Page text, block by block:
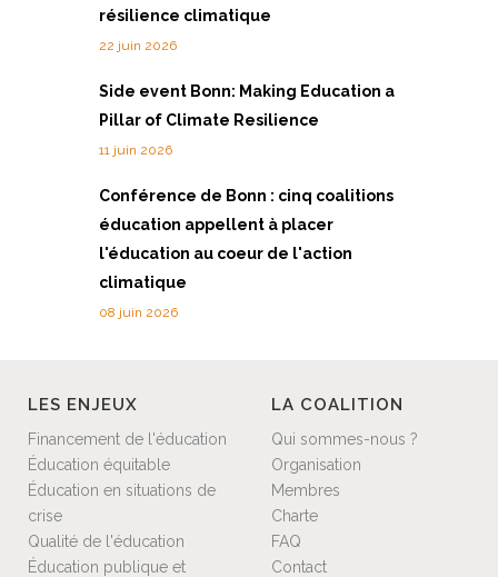
résilience climatique
22 juin 2026
Side event Bonn: Making Education a
Pillar of Climate Resilience
11 juin 2026
Conférence de Bonn : cinq coalitions
éducation appellent à placer
l'éducation au coeur de l'action
climatique
08 juin 2026
LES ENJEUX
Financement de l'éducation
Éducation équitable
Éducation en situations de
crise
Qualité de l'éducation
Éducation publique et
LA COALITION
Qui sommes-nous ?
Organisation
Membres
Charte
FAQ
Contact